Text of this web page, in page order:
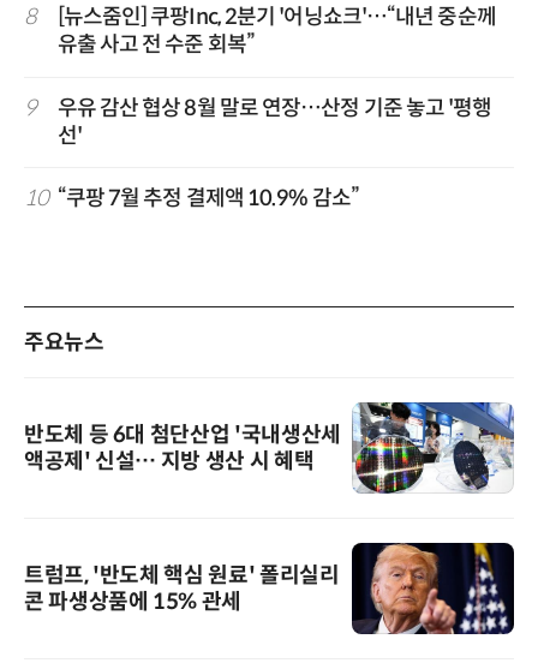
8
[뉴스줌인] 쿠팡Inc, 2분기 '어닝쇼크'…“내년 중순께
유출 사고 전 수준 회복”
9
우유 감산 협상 8월 말로 연장…산정 기준 놓고 '평행
선'
10 “쿠팡 7월 추정 결제액 10.9% 감소”
주요뉴스
반도체 등 6대 첨단산업 '국내생산세
액공제' 신설… 지방 생산 시 혜택
트럼프, '반도체 핵심 원료' 폴리실리
콘 파생상품에 15% 관세